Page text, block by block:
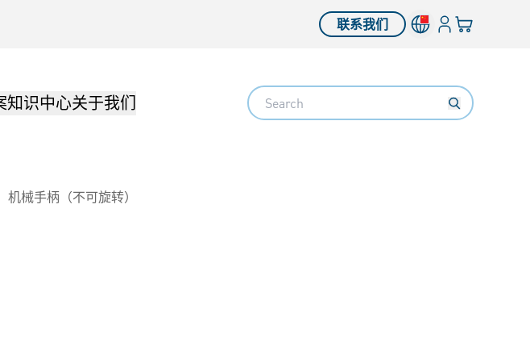
联系我们 登入您的购物车
知识中心关于我们 Search
机械手柄（不可旋转）